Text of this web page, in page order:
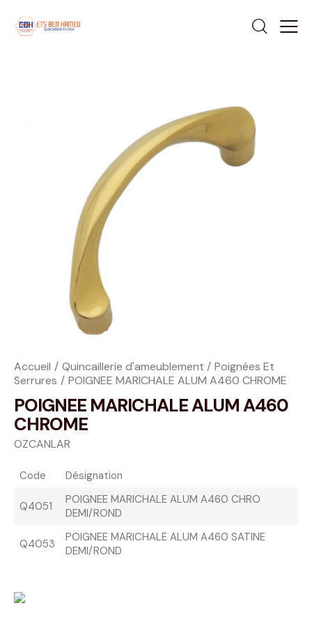
Accueil Quincaillerie d'ameublement
Poignées Et
Serrures
POIGNEE MARICHALE ALUM A460 CHROME
POIGNEE MARICHALE ALUM A460
CHROME
OZCANLAR
Code Désignation
Q4051
POIGNEE MARICHALE ALUM A460 CHRO
DEMI/ROND
Q4053
POIGNEE MARICHALE ALUM A460 SATINE
DEMI/ROND